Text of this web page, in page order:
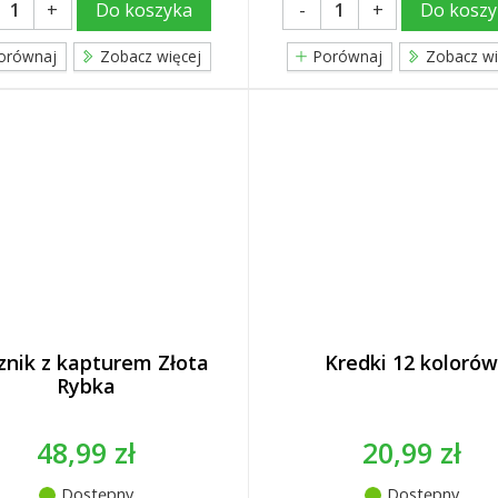
+ Do koszyka
Zobacz więcej
- + Do
Porównaj Zobacz
z kapturem Złota
Rybka
48,99 zł
Kredki 12 kolorów
20,99 zł